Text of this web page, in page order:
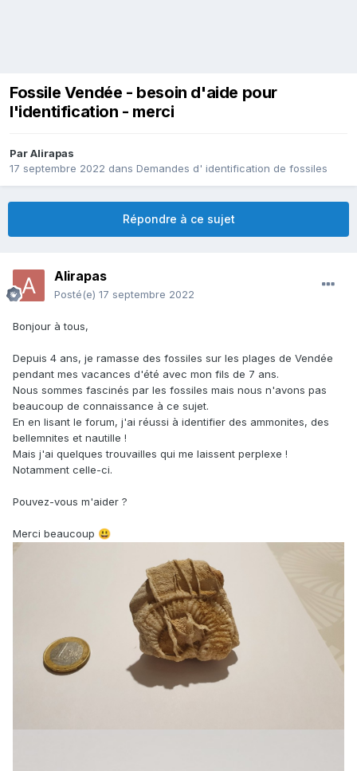
Fossile Vendée - besoin d'aide pour
l'identification - merci
ParAlirapas
17 septembre 2022 dans Demandes d' identification de fossiles
Répondre à ce sujet
Alirapas
Posté(e) 17 septembre 2022
Bonjour à tous,
Depuis 4 ans, je ramasse des fossiles sur les plages de Vendée
pendant mes vacances d'été avec mon fils de 7 ans.
Nous sommes fascinés par les fossiles mais nous n'avons pas
beaucoup de connaissance à ce sujet.
En en lisant le forum, j'ai réussi à identifier des ammonites, des
bellemnites et nautille !
Mais j'ai quelques trouvailles qui me laissent perplexe !
Notamment celle-ci.
Pouvez-vous m'aider ?
Merci beaucoup 😃